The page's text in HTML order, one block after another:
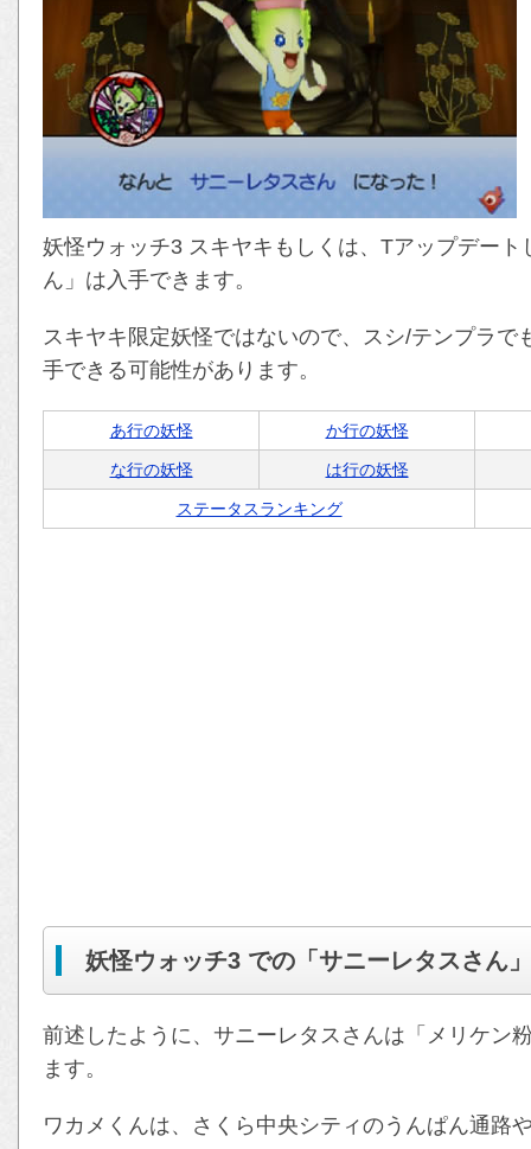
妖怪ウォッチ3 スキヤキもしくは、Tアップデー
ん」は入手できます。
スキヤキ限定妖怪ではないので、スシ/テンプラ
手できる可能性があります。
あ行の妖怪 か行の妖怪
な行の妖怪 は行の妖怪
ステータスランキング
妖怪ウォッチ3 での「サニーレタスさん
前述したように、サニーレタスさんは「メリケン
ます。
ワカメくんは、さくら中央シティのうんぱん通路